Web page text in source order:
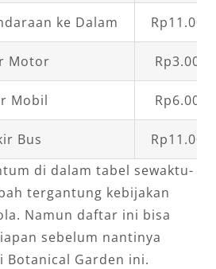
ke Dalam
Motor
Mobil
Bus
di dalam tabel sewaktu-
tergantung kebijakan
Namun daftar ini bisa
sebelum nantinya
Botanical Garden ini.